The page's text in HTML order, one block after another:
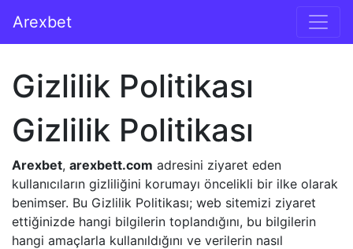
Ana gezinti
Arexbet
Gizlilik Politikası
Gizlilik Politikası
Arexbet, arexbett.com adresini ziyaret eden
kullanıcıların gizliliğini korumayı öncelikli bir ilke olarak
benimser. Bu Gizlilik Politikası; web sitemizi ziyaret
ettiğinizde hangi bilgilerin toplandığını, bu bilgilerin
hangi amaçlarla kullanıldığını ve verilerin nasıl